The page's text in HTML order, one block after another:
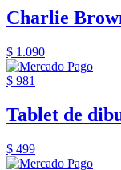
Charlie
$ 1.090
$ 981
Tablet de
$ 499